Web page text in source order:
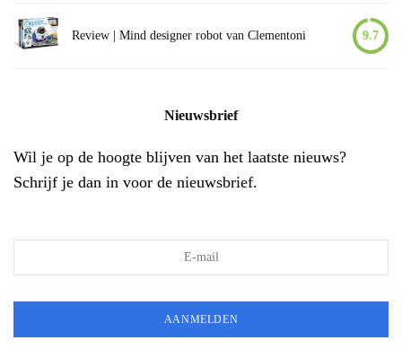
Review | Mind designer robot van Clementoni 9.7
Nieuwsbrief
Wil je op de hoogte blijven van het laatste nieuws?
Schrijf je dan in voor de nieuwsbrief.